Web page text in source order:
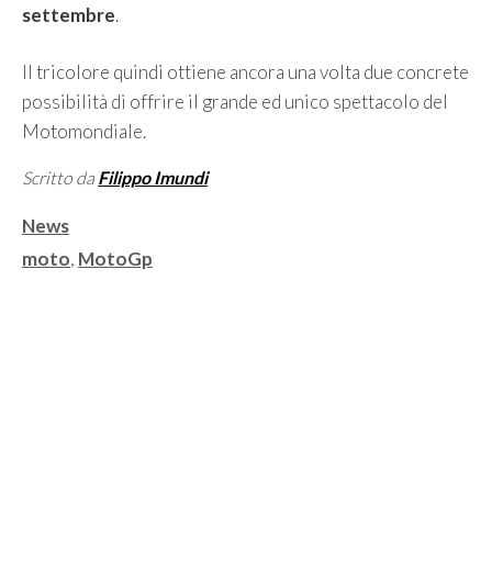
settembre.
Il tricolore quindi ottiene ancora una volta due concrete
possibilità di offrire il grande ed unico spettacolo del
Motomondiale.
Scritto da Filippo Imundi
Categorie
News
Tag
moto, MotoGp